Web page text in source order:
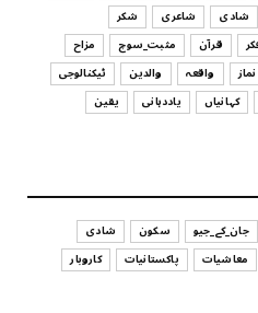
شادی شاعری
شکر
قرآن مثبت_سوچ
مزاح
نماز واقعہ والدین
ٹیکنالوجی
کہانیاں یاددہانی یقین
جان_کے_جیو سکون
شادی
معاشیات پاکستانیات
کاروبار